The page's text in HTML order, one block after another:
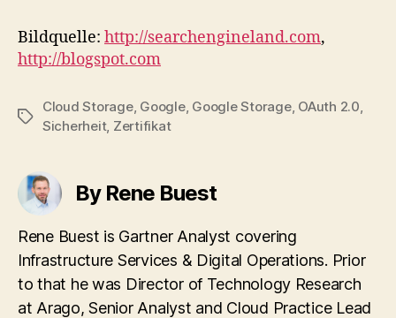
Bildquelle: http://searchengineland.com,
http://blogspot.com
Tags
Cloud Storage, Google, Google Storage, OAuth 2.0,
Sicherheit, Zertifikat
By Rene Buest
Rene Buest is Gartner Analyst covering
Infrastructure Services & Digital Operations. Prior
to that he was Director of Technology Research
at Arago, Senior Analyst and Cloud Practice Lead